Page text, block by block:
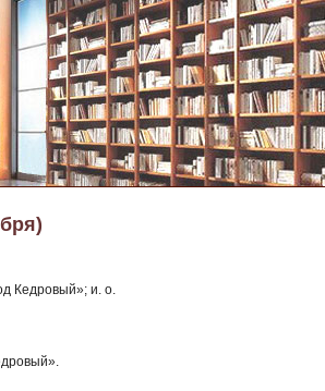
Кедровый»; и. о.